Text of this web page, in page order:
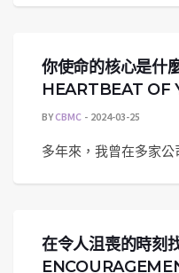
你使命的核心是
HEARTBEAT OF
BYCBMC 2024-03-25
多年來，我曾在多家
在令人沮喪的時刻